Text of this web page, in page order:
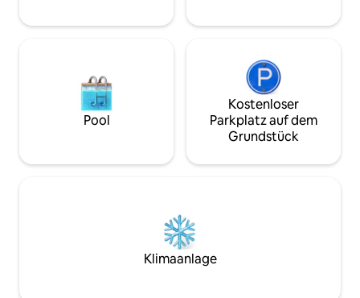
unvergessliche Erinnerungen schaffen
Umkreis von etwa 10 Minuten mit dem
Auto befinden sich die Strände von
Nagahama und Akakō, die Ruinen der
Nakijin-Burg, die Insel♪ Kourijima und
das Churaumi-Aquarium sowie die Bise-
Minuten zu erreichen sind.♪ Genießen
Hotel. In der offenen Peninsula-Küche
können Sie kochen, während Sie mit
Ihrer Familie und Freunden plaudern.
(Geschirr und Kochutensilien sind
(„Weitere
Verfügung. ✴︎ Die Fotos des gesamten
Gasthauses
der Oberfläche
jedes Zimmer hat
Eingang, sodass
einer
genießen kannst. ★ Hinweise zur
Stock breit ist.
Pool
Kostenloser
Parkplatz auf dem
Grundstück
Klimaanlage